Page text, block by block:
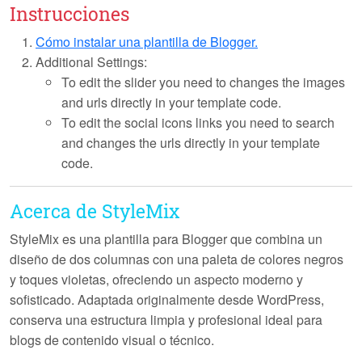
Instrucciones
Cómo instalar una plantilla de Blogger.
Additional Settings:
To edit the slider you need to changes the images
and urls directly in your template code.
To edit the social icons links you need to search
and changes the urls directly in your template
code.
Acerca de StyleMix
StyleMixes una plantilla para Blogger que combina un
diseño de dos columnas con una paleta de colores negros
y toques violetas, ofreciendo un aspecto moderno y
sofisticado. Adaptada originalmente desde WordPress,
conserva una estructura limpia y profesional ideal para
blogs de contenido visual o técnico.